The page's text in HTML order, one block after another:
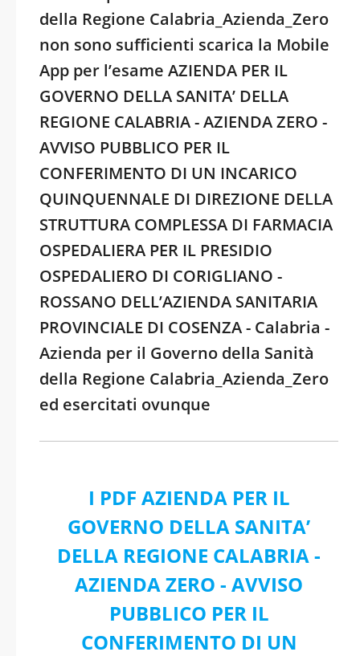
della Regione Calabria_Azienda_Zero
non sono sufficienti scarica la Mobile
App per l’esame AZIENDA PER IL
GOVERNO DELLA SANITA’ DELLA
REGIONE CALABRIA - AZIENDA ZERO -
AVVISO PUBBLICO PER IL
CONFERIMENTO DI UN INCARICO
QUINQUENNALE DI DIREZIONE DELLA
STRUTTURA COMPLESSA DI FARMACIA
OSPEDALIERA PER IL PRESIDIO
OSPEDALIERO DI CORIGLIANO -
ROSSANO DELL’AZIENDA SANITARIA
PROVINCIALE DI COSENZA - Calabria -
Azienda per il Governo della Sanità
della Regione Calabria_Azienda_Zero
ed esercitati ovunque
I PDF AZIENDA PER IL
GOVERNO DELLA SANITA’
DELLA REGIONE CALABRIA -
AZIENDA ZERO - AVVISO
PUBBLICO PER IL
CONFERIMENTO DI UN